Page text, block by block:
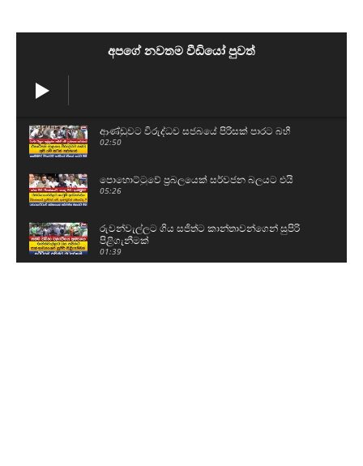
අපගේ නවතම වීඩියෝ පුවත්
ආණ්ඩුවට විරුද්ධව සජබයේ පිරිසක් පාරට බහී
02:50
පොහොට්ටුවේ ප්‍රබලයෙක් සර්වජන බලයට එයි
05:26
රුවන්වැල්ලට ගිය සජිත්ට කාන්තාවන්ගෙන් සුපිරි
පිළිගැනීමක්
01:39